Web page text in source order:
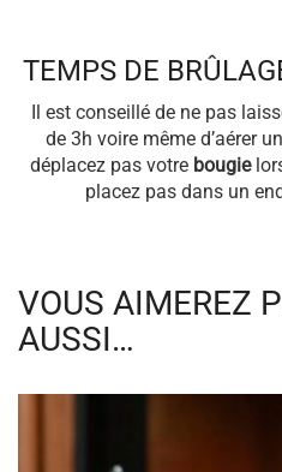
TEMPS DE
Il est conseillé de ne pas
de 3h voire même d’aérer
déplacez pas votre bougie
placez pas dans un
VOUS AIMEREZ
AUSSI…